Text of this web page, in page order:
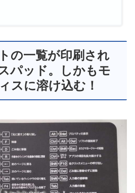
の一覧が印刷され
パッド。しかもモ
スに溶け込む！